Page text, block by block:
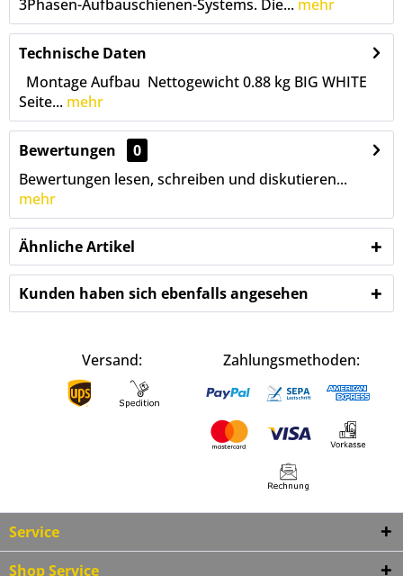
3Phasen-Aufbauschienen-Systems. Die... mehr
Technische Daten
Montage Aufbau Nettogewicht 0.88 kg BIG WHITE
Seite... mehr
Bewertungen
0
Bewertungen lesen, schreiben und diskutieren...
mehr
Ähnliche Artikel
Kunden haben sich ebenfalls angesehen
Versand: Zahlungsmethoden:
Service
Shop Service